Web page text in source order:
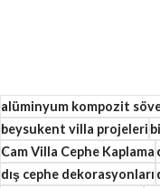
alüminyum kompozit
beysukent villa projeleri
Cam Villa Cephe Kaplama
dış cephe dekorasyonları